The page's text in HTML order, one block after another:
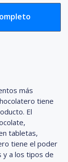
más
tiene
El
tabletas,
tiene el poder
y a los tipos de